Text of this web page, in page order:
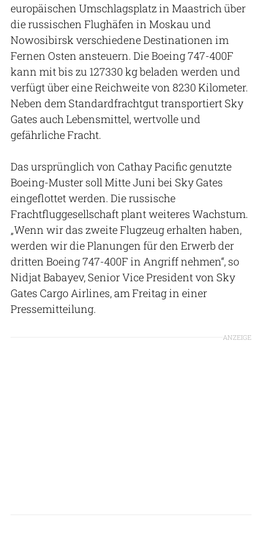
europäischen Umschlagsplatz in Maastrich über
die russischen Flughäfen in Moskau und
Nowosibirsk verschiedene Destinationen im
Fernen Osten ansteuern. Die Boeing 747-400F
kann mit bis zu 127330 kg beladen werden und
verfügt über eine Reichweite von 8230 Kilometer.
Neben dem Standardfrachtgut transportiert Sky
Gates auch Lebensmittel, wertvolle und
gefährliche Fracht.
Das ursprünglich von Cathay Pacific genutzte
Boeing-Muster soll Mitte Juni bei Sky Gates
eingeflottet werden. Die russische
Frachtfluggesellschaft plant weiteres Wachstum.
„Wenn wir das zweite Flugzeug erhalten haben,
werden wir die Planungen für den Erwerb der
dritten Boeing 747-400F in Angriff nehmen“, so
Nidjat Babayev, Senior Vice President von Sky
Gates Cargo Airlines, am Freitag in einer
Pressemitteilung.
ANZEIGE